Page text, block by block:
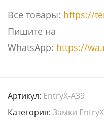
Все товары: https://
Пишите на
WhatsApp: https://
Артикул: EntryX-A39
Категория: Замки EntryX